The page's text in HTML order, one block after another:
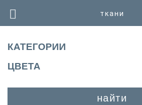
ткани
КАТЕГОРИИ
ЦВЕТА
найти